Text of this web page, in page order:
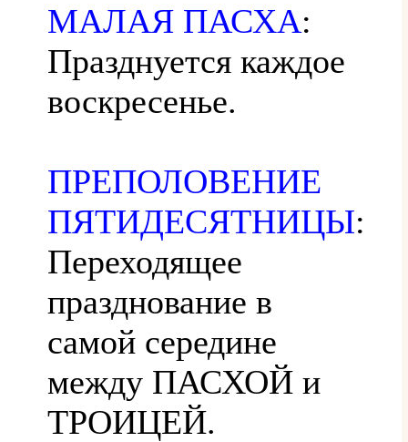
МАЛАЯ ПАСХА:
Празднуется каждое
воскресенье.
ПРЕПОЛОВЕНИЕ
ПЯТИДЕСЯТНИЦЫ:
Переходящее
празднование в
самой середине
между ПАСХОЙ и
ТРОИЦЕЙ.